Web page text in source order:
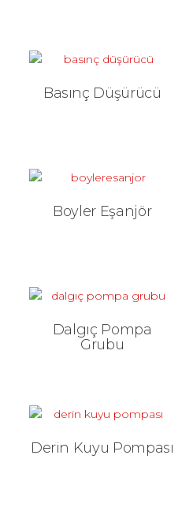
Basınç Düşürücü
Boyler Eşanjör
Dalgıç Pompa
Grubu
Derin Kuyu Pompası